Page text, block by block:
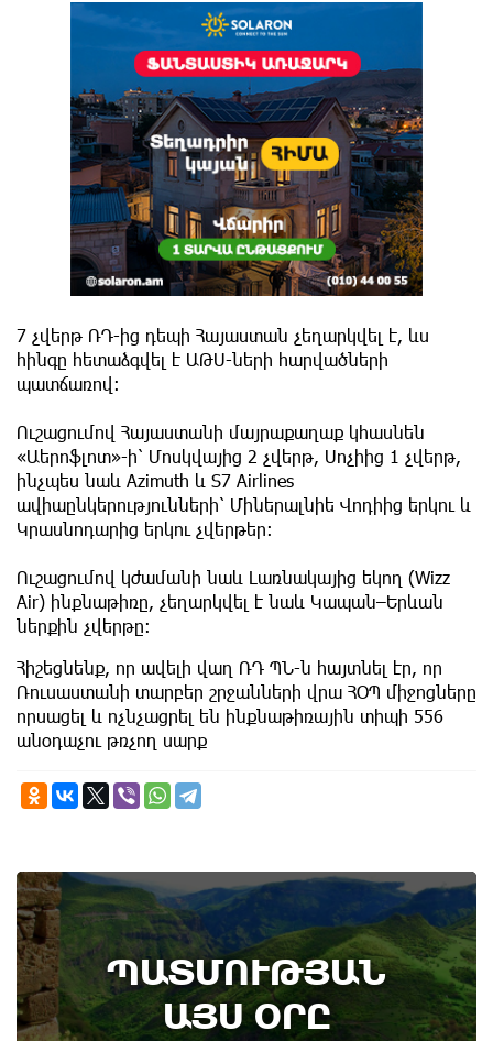
7 չվերթ ՌԴ-ից դեպի Հայաստան չեղարկվել է, ևս
հինգը հետաձգվել է ԱԹՍ-ների հարվածների
պատճառով։
Ուշացումով Հայաստանի մայրաքաղաք կհասնեն
«Աերոֆլոտ»-ի՝ Մոսկվայից 2 չվերթ, Սոչիից 1 չվերթ,
ինչպես նաև Azimuth և S7 Airlines
ավիաընկերությունների՝ Միներալնիե Վոդիից երկու և
Կրասնոդարից երկու չվերթեր։
Ուշացումով կժամանի նաև Լառնակայից եկող (Wizz
Air) ինքնաթիռը, չեղարկվել է նաև Կապան–Երևան
ներքին չվերթը։
Հիշեցնենք, որ ավելի վաղ ՌԴ ՊՆ-ն հայտնել էր, որ
Ռուսաստանի տարբեր շրջանների վրա ՀՕՊ միջոցները
որսացել և ոչնչացրել են ինքնաթիռային տիպի 556
անօդաչու թռչող սարք
ՊԱՏՄՈՒԹՅԱՆ
ԱՅՍ ՕՐԸ
9th of August
Անտառային հրդեհներից պաշտպանության
օր. պատմության այս օրը (9 օգոստոս)